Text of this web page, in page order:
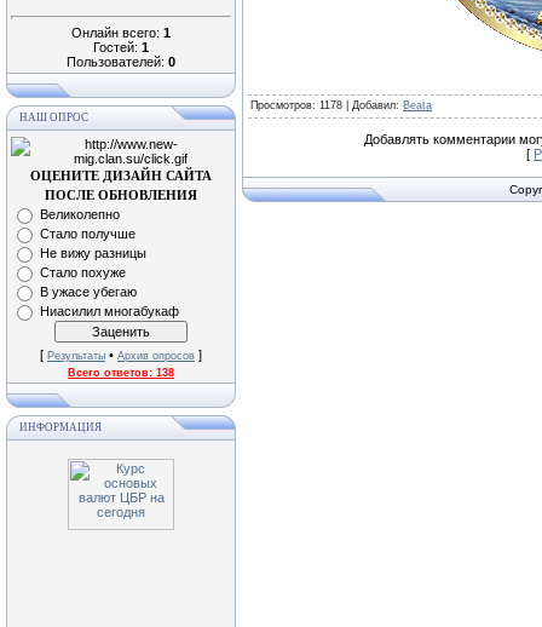
Онлайн всего: 1
Гостей: 1
Пользователей: 0
НАШ ОПРОС
ОЦЕНИТЕ ДИЗАЙН САЙТА
ПОСЛЕ ОБНОВЛЕНИЯ
Великолепно
Стало получше
Не вижу разницы
Стало похуже
В ужасе убегаю
Ниасилил многабукаф
[ Результаты • Архив опросов ]
Всего ответов: 138
ИНФОРМАЦИЯ
Просмотров: 1178 | Добавил: Beata
Добавлять комментарии
[